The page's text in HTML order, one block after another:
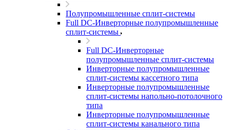
Полупромышленные сплит-системы
Full DC-Инверторные полупромышленные
сплит-системы
Full DC-Инверторные
полупромышленные сплит-системы
Инверторные полупромышленные
сплит-системы кассетного типа
Инверторные полупромышленные
сплит-системы напольно-потолочного
типа
Инверторные полупромышленные
сплит-системы канального типа